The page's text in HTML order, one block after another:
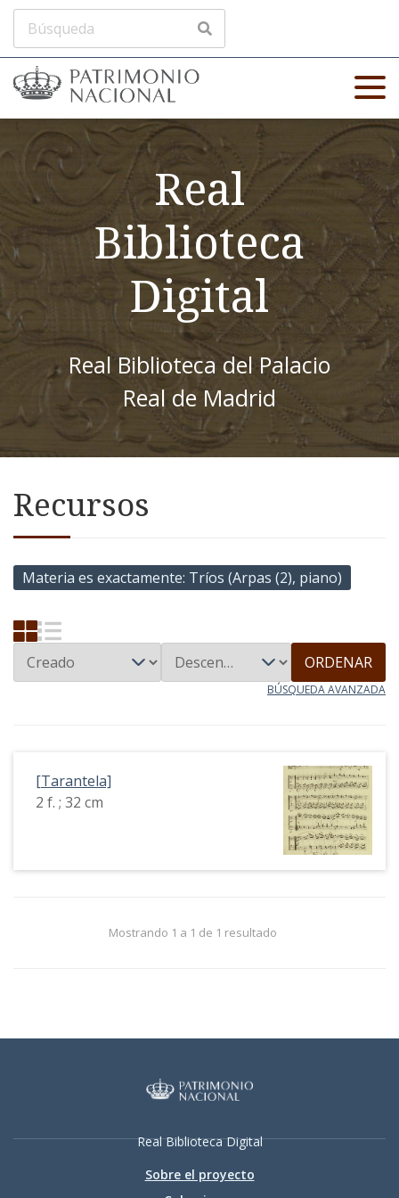
Real
Biblioteca
Digital
Real Biblioteca del Palacio
Real de Madrid
Recursos
Materia es exactamente Tríos (Arpas (2), piano)
ORDENAR
BÚSQUEDA AVANZADA
[Tarantela]
2 f. ; 32 cm
Mostrando 1 a 1 de 1 resultado
Real Biblioteca Digital
Sobre el proyecto